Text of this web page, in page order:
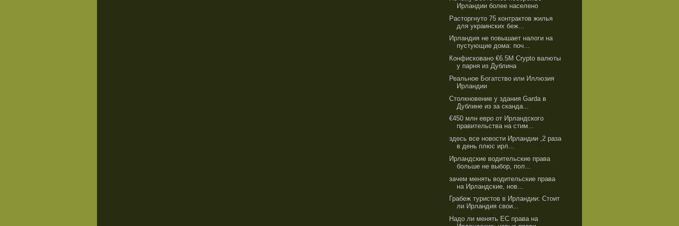
Ирландии более населено
Расторгнуто 75 контрактов жилья
для украинских беж...
Ирландия не повышает налоги на
пустующие дома: поч...
Конфисковано €6.5M Crypto валюты
у парня из Дублина
Реальное Богатство или Иллюзия
Ирландии
Столкновение у здания Garda в
Дублине из за сканда...
€450 млн евро от Ирландского
правительства на стим...
здесь все новости Ирландии ,2 раза
в день плюс ирл...
Ирландские водительские права
больше не выбор, пол...
зачем менять водительские права
на Ирландские, нов...
Грабеж туристов в Ирландии: Стоит
ли Ирландия свои...
Надо ли менять ЕС права на